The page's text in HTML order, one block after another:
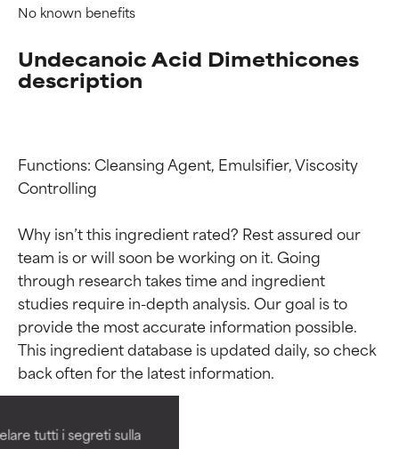
tutti i segreti sulla
No known benefits
Undecanoic Acid Dimethicones
description
Functions: Cleansing Agent, Emulsifier, Viscosity
Controlling
Why isn’t this ingredient rated? Rest assured our
team is or will soon be working on it. Going
through research takes time and ingredient
studies require in-depth analysis. Our goal is to
provide the most accurate information possible.
This ingredient database is updated daily, so check
Valutazione degli
ingredienti
Comprovati e sostenuti da studi
Valutazione degli
ingredienti
Comprovati e sostenuti da studi